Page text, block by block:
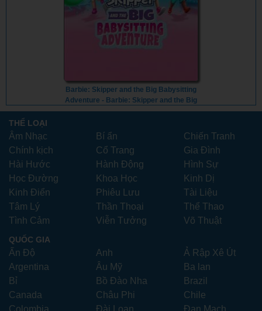
Barbie: Skipper and the Big Babysitting
Adventure - Barbie: Skipper and the Big
Babysitting Adventure (2023) - Vietsub
THỂ LOẠI
Âm Nhạc Bí ẩn
Chiến Tranh
Chính kịch
Cổ Trang
Gia Đình
Hài Hước
Hành Động
Hình Sự
Học Đường
Khoa Học
Kinh Dị
Kinh Điển
Phiêu Lưu
Tài Liệu
Tâm Lý
Thần Thoại
Thể Thao
Tình Cảm
Viễn Tưởng Võ Thuật
QUỐC GIA
Ấn Độ Anh
Ả Rập Xê Út
Argentina
Âu Mỹ
Ba lan
Bỉ
Bồ Đào Nha
Brazil
Canada
Châu Phi
Chile
Colombia
Đài Loan Đan Mạch